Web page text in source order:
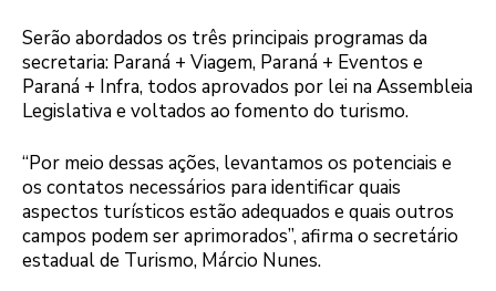
Serão abordados os três principais programas da
secretaria: Paraná + Viagem, Paraná + Eventos e
Paraná + Infra, todos aprovados por lei na Assembleia
Legislativa e voltados ao fomento do turismo.
“Por meio dessas ações, levantamos os potenciais e
os contatos necessários para identificar quais
aspectos turísticos estão adequados e quais outros
campos podem ser aprimorados”, afirma o secretário
estadual de Turismo, Márcio Nunes.